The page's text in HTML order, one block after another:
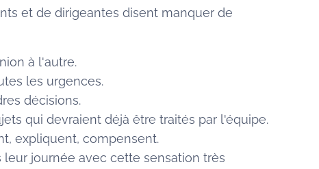
et de dirigeantes disent manquer de
à l'autre.
les urgences.
décisions.
qui devraient déjà être traités par l'équipe.
expliquent, compensent.
leur journée avec cette sensation très